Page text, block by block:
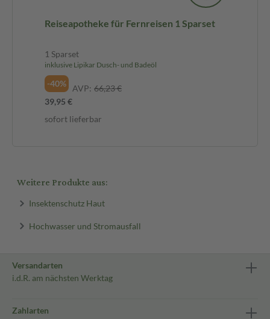
Reiseapotheke für Fernreisen 1 Sparset
1 Sparset
inklusive Lipikar Dusch- und Badeöl
-40% AVP: 66,23 €
39,95 €
sofort lieferbar
Weitere Produkte aus:
Insektenschutz Haut
Hochwasser und Stromausfall
Versandarten
i.d.R. am nächsten Werktag
Zahlarten